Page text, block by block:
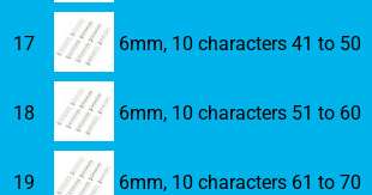
17 6mm, 10 characters 41 to 50
18 6mm, 10 characters 51 to 60
19 6mm, 10 characters 61 to 70